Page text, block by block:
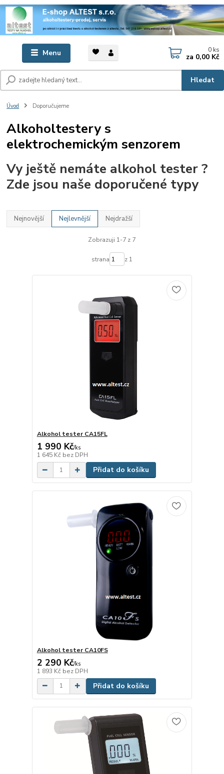
Menu
Hledat
0 ks
za 0,00 Kč
Úvod Doporučujeme
Alkoholtestery s
elektrochemickým senzorem
Vy ještě nemáte alkohol tester ?
Zde jsou naše doporučené typy
Nejnovější Nejlevnější Nejdražší
Zobrazuji 1-7 z 7
strana z 1
Alkohol tester CA15FL
1 990 Kč/ks
1 645 Kč bez DPH
Přidat do košíku
Alkohol tester CA10FS
2 290 Kč/ks
1 893 Kč bez DPH
Přidat do košíku